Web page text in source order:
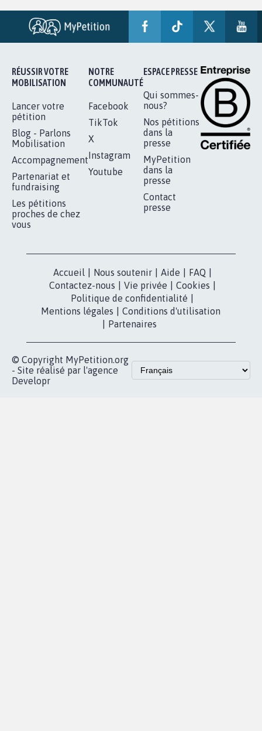
RÉUSSIR VOTRE
MOBILISATION
Lancer votre
pétition
Blog - Parlons
Mobilisation
Accompagnement
Partenariat et
fundraising
Les pétitions
proches de chez
vous
NOTRE
COMMUNAUTÉ
Facebook
TikTok
X
Instagram
Youtube
ESPACE PRESSE
Qui sommes-
nous?
Nos pétitions
dans la
presse
MyPetition
dans la
presse
Contact
presse
Accueil Nous soutenir Aide FAQ
Contactez-nous
Vie privée Cookies
Politique de confidentialité
Mentions légales
Conditions d'utilisation
Partenaires
© Copyright MyPetition.org
- Site réalisé par l'agence
Developr